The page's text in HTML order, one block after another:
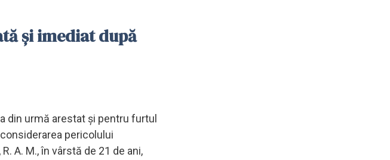
și imediat după
din urmă arestat și pentru furtul
pericolului
A. M., în vârstă de 21 de ani,